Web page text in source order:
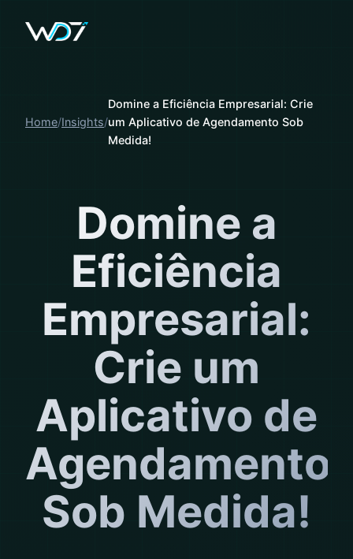
Home Insights
Domine a Eficiência Empresarial: Crie
um Aplicativo de Agendamento Sob
Medida!
Domine a
Eficiência
Empresarial:
Crie um
Aplicativo de
Agendamento
Sob Medida!